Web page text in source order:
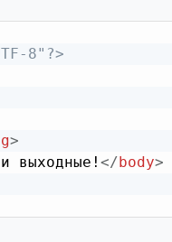
8"?>
>
выходные! </ body>